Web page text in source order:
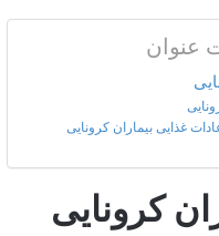
عنوان
غذایی بیماران کرونایی
کرونایی